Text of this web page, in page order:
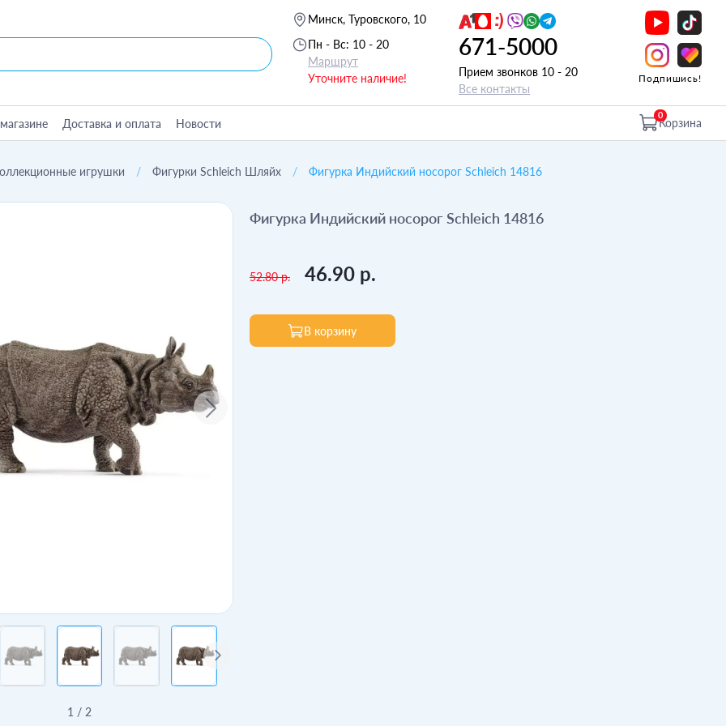
Минск, Туровского, 10
Пн - Вс: 10 - 20
Маршрут
Уточните наличие!
671-5000
Прием звонков 10 - 20
Все контакты
Подпишись!
Доставка и оплата Новости
0
Корзина
игрушки Фигурки Schleich Шляйх Фигурка Индийский носорог Schleich 14816
1 / 2
Фигурка Индийский носорог Schleich 14816
52.80 р. 46.90 р.
В корзину